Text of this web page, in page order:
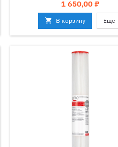
Цена
1 650,00 ₽
 В корзину Еще